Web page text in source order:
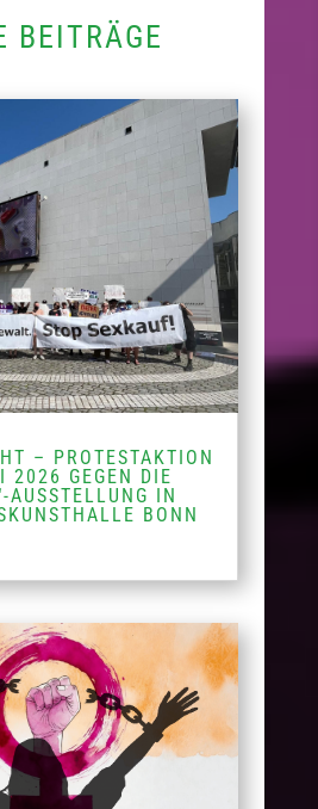
BEITRÄGE
– PROTESTAKTION
2026 GEGEN DIE
AUSSTELLUNG IN
BONN